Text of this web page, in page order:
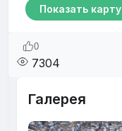
Показать карту
0
7304
Галерея